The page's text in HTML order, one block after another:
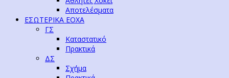
Αποτελέσματα
ΕΣΩΤΕΡΙΚΑ ΕΟΧΑ
ΓΣ
Καταστατικό
Πρακτικά
ΔΣ
Σχήμα